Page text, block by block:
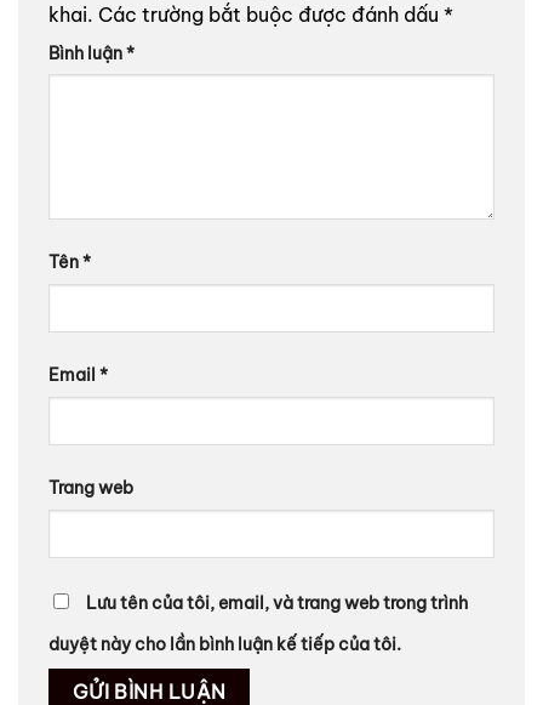
khai. Các trường bắt buộc được đánh dấu *
Bình luận*
Tên*
Email *
Trang web
Lưu tên của tôi, email, và trang web trong trình
duyệt này cho lần bình luận kế tiếp của tôi.